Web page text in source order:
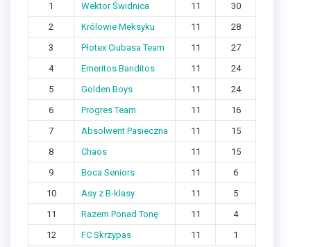
1 Wektor Świdnica 11
30
2
Królowie Meksyku 11
28
3
Płotex Ciubasa Team 11
27
4
Emeritos Banditos 11
24
5
Golden Boys 11
24
6
Progres Team 11
16
7
Absolwent Pasieczna 11
15
8
Chaos 11
15
9
Boca Seniors 11
6
10
Asy z B-klasy 11
5
11
Razem Ponad Tonę 11
4
12
FC Skrzypas 11 1